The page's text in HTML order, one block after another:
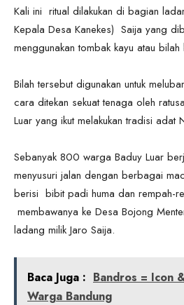
Kali ini ritual dilakukan di bagian
Kepala Desa Kanekes) Saija yang
menggunakan tombak kayu atau bilah
Bilah tersebut digunakan untuk
cara ditekan sekuat tenaga oleh
Luar yang ikut melakukan tradisi adat
Sebanyak 800 warga Baduy Luar
menyusuri jalan dengan berbagai
berisi bibit padi huma dan rempah-
membawanya ke Desa Bojong
ladang milik Jaro Saija.
Baca Juga : Bandros = Icon
Warga Bandung